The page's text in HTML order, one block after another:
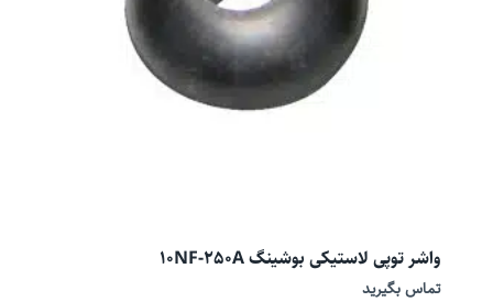
واشر توپی لاستیکی بوشینگ 10NF-250A
تماس بگیرید